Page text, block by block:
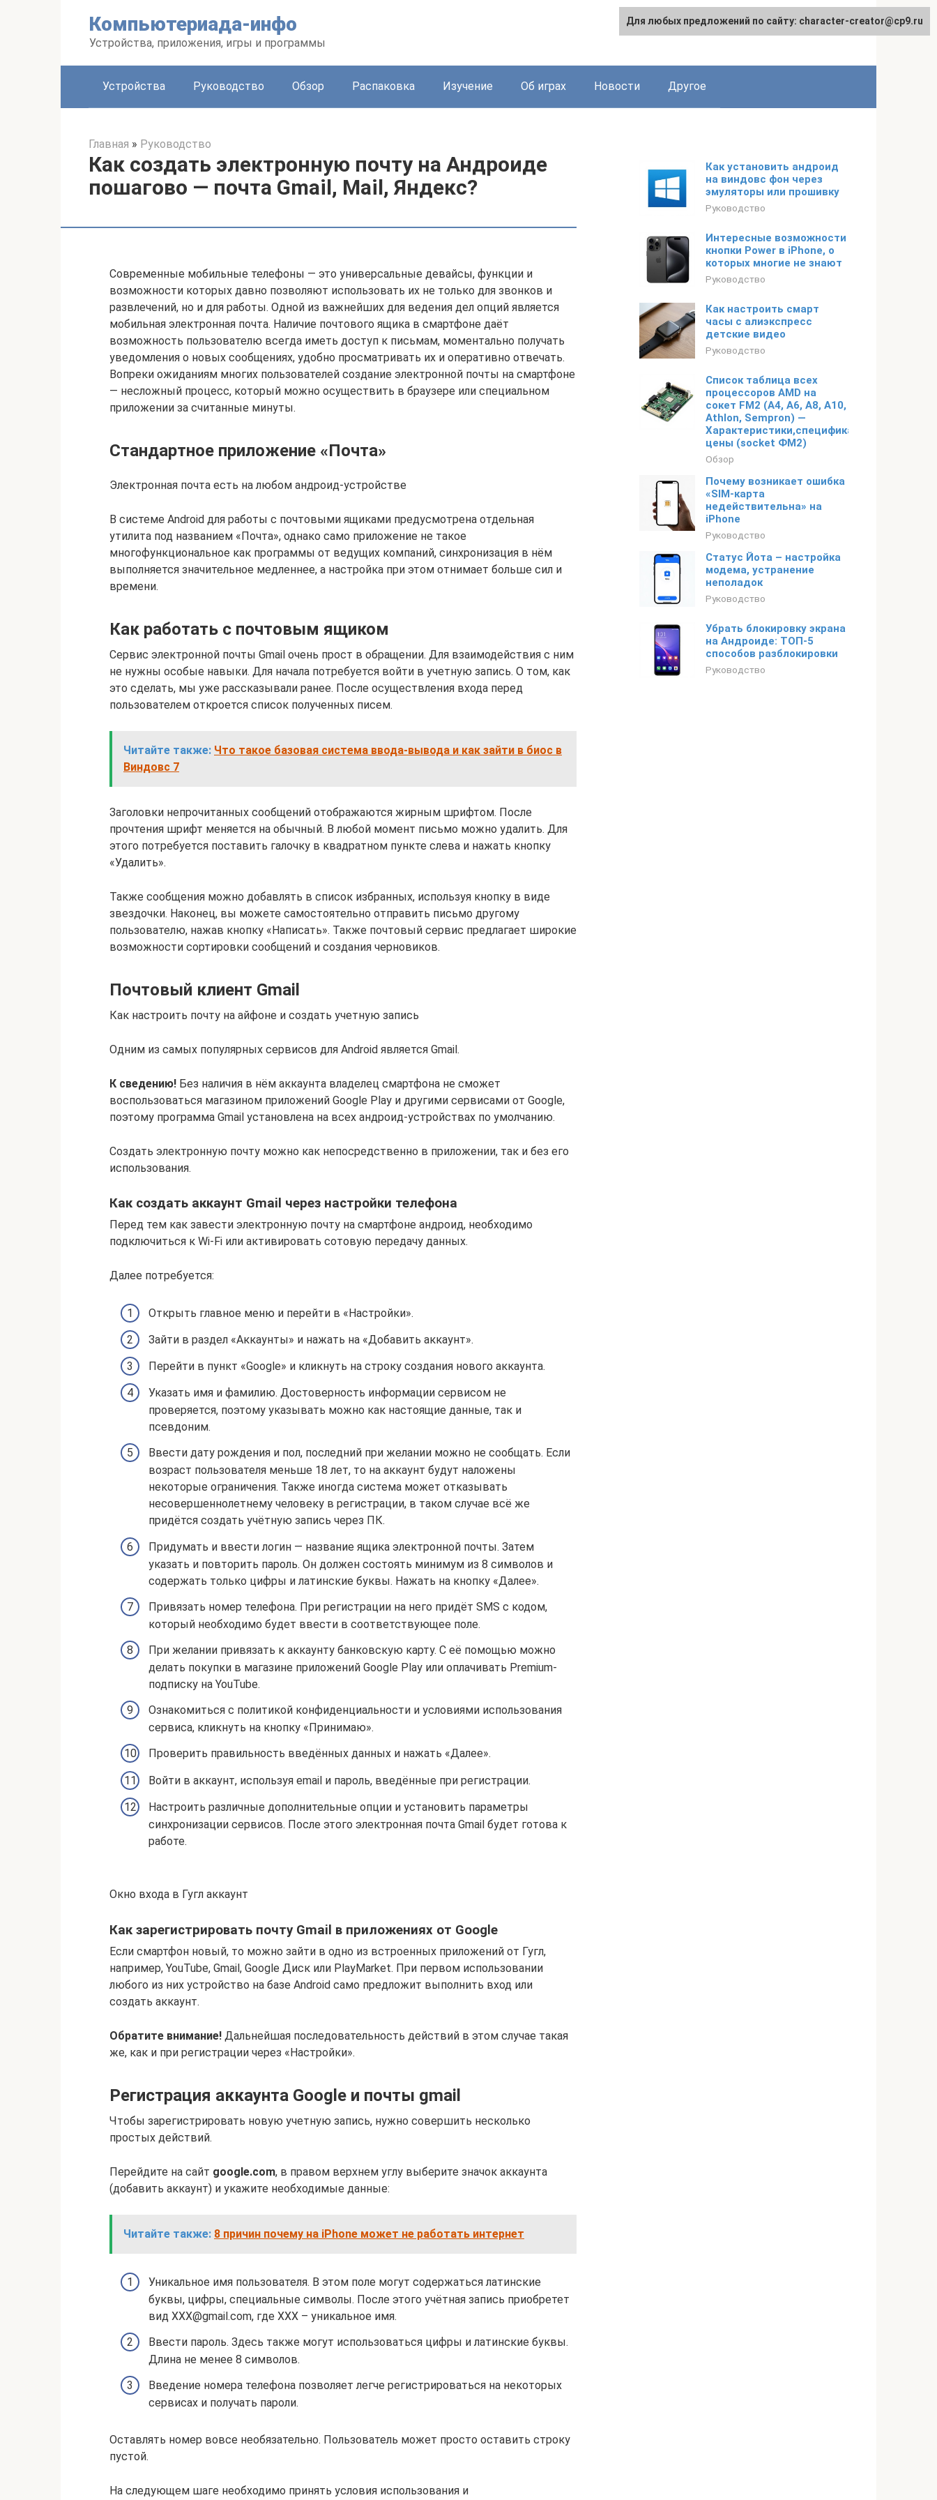
Компьютериада-инфо
Устройства, приложения, игры и программы
Устройства Руководство Обзор Распаковка Изучение Об играх Новости Другое
Главная » Руководство
Как создать электронную почту на Андроиде
пошагово — почта Gmail, Mail, Яндекс?
Современные мобильные телефоны — это универсальные девайсы, функции и
возможности которых давно позволяют использовать их не только для звонков и
развлечений, но и для работы. Одной из важнейших для ведения дел опций является
мобильная электронная почта. Наличие почтового ящика в смартфоне даёт
возможность пользователю всегда иметь доступ к письмам, моментально получать
уведомления о новых сообщениях, удобно просматривать их и оперативно отвечать.
Вопреки ожиданиям многих пользователей создание электронной почты на смартфоне
— несложный процесс, который можно осуществить в браузере или специальном
приложении за считанные минуты.
Стандартное приложение «Почта»
Электронная почта есть на любом андроид-устройстве
В системе Android для работы с почтовыми ящиками предусмотрена отдельная
утилита под названием «Почта», однако само приложение не такое
многофункциональное как программы от ведущих компаний, синхронизация в нём
выполняется значительное медленнее, а настройка при этом отнимает больше сил и
времени.
Как работать с почтовым ящиком
Сервис электронной почты Gmail очень прост в обращении. Для взаимодействия с ним
не нужны особые навыки. Для начала потребуется войти в учетную запись. О том, как
это сделать, мы уже рассказывали ранее. После осуществления входа перед
пользователем откроется список полученных писем.
Читайте также: Что такое базовая система ввода-вывода и как зайти в биос в
Виндовс 7
Заголовки непрочитанных сообщений отображаются жирным шрифтом. После
прочтения шрифт меняется на обычный. В любой момент письмо можно удалить. Для
этого потребуется поставить галочку в квадратном пункте слева и нажать кнопку
«Удалить».
Также сообщения можно добавлять в список избранных, используя кнопку в виде
звездочки. Наконец, вы можете самостоятельно отправить письмо другому
пользователю, нажав кнопку «Написать». Также почтовый сервис предлагает широкие
возможности сортировки сообщений и создания черновиков.
Почтовый клиент Gmail
Как настроить почту на айфоне и создать учетную запись
Одним из самых популярных сервисов для Android является Gmail.
К сведению! Без наличия в нём аккаунта владелец смартфона не сможет
воспользоваться магазином приложений Google Play и другими сервисами от Google,
поэтому программа Gmail установлена на всех андроид-устройствах по умолчанию.
Создать электронную почту можно как непосредственно в приложении, так и без его
использования.
Как создать аккаунт Gmail через настройки телефона
Перед тем как завести электронную почту на смартфоне андроид, необходимо
подключиться к Wi-Fi или активировать сотовую передачу данных.
Далее потребуется:
Открыть главное меню и перейти в «Настройки».
Зайти в раздел «Аккаунты» и нажать на «Добавить аккаунт».
Перейти в пункт «Google» и кликнуть на строку создания нового аккаунта.
Указать имя и фамилию. Достоверность информации сервисом не
проверяется, поэтому указывать можно как настоящие данные, так и
псевдоним.
Ввести дату рождения и пол, последний при желании можно не сообщать. Если
возраст пользователя меньше 18 лет, то на аккаунт будут наложены
некоторые ограничения. Также иногда система может отказывать
несовершеннолетнему человеку в регистрации, в таком случае всё же
придётся создать учётную запись через ПК.
Придумать и ввести логин — название ящика электронной почты. Затем
указать и повторить пароль. Он должен состоять минимум из 8 символов и
содержать только цифры и латинские буквы. Нажать на кнопку «Далее».
Привязать номер телефона. При регистрации на него придёт SMS с кодом,
который необходимо будет ввести в соответствующее поле.
При желании привязать к аккаунту банковскую карту. С её помощью можно
делать покупки в магазине приложений Google Play или оплачивать Premium-
подписку на YouTube.
Ознакомиться с политикой конфиденциальности и условиями использования
сервиса, кликнуть на кнопку «Принимаю».
Проверить правильность введённых данных и нажать «Далее».
Войти в аккаунт, используя email и пароль, введённые при регистрации.
Настроить различные дополнительные опции и установить параметры
синхронизации сервисов. После этого электронная почта Gmail будет готова к
работе.
Окно входа в Гугл аккаунт
Как зарегистрировать почту Gmail в приложениях от Google
Если смартфон новый, то можно зайти в одно из встроенных приложений от Гугл,
например, YouTube, Gmail, Google Диск или PlayMarket. При первом использовании
любого из них устройство на базе Android само предложит выполнить вход или
создать аккаунт.
Обратите внимание! Дальнейшая последовательность действий в этом случае такая
же, как и при регистрации через «Настройки».
Регистрация аккаунта Google и почты gmail
Чтобы зарегистрировать новую учетную запись, нужно совершить несколько
простых действий.
Перейдите на сайт google.com, в правом верхнем углу выберите значок аккаунта
(добавить аккаунт) и укажите необходимые данные:
Читайте также: 8 причин почему на iPhone может не работать интернет
Уникальное имя пользователя. В этом поле могут содержаться латинские
буквы, цифры, специальные символы. После этого учётная запись приобретет
вид ХХХ@gmail.com, где ХХХ – уникальное имя.
Ввести пароль. Здесь также могут использоваться цифры и латинские буквы.
Длина не менее 8 символов.
Введение номера телефона позволяет легче регистрироваться на некоторых
сервисах и получать пароли.
Оставлять номер вовсе необязательно. Пользователь может просто оставить строку
пустой.
На следующем шаге необходимо принять условия использования и
Как установить андроид
на виндовс фон через
эмуляторы или прошивку
Руководство
Интересные возможности
кнопки Power в iPhone, о
которых многие не знают
Руководство
Как настроить смарт
часы с алиэкспресс
детские видео
Руководство
Список таблица всех
процессоров AMD на
сокет FM2 (A4, A6, A8, A10,
Athlon, Sempron) —
Характеристики,спецификация,
цены (socket ФМ2)
Обзор
Почему возникает ошибка
«SIM-карта
недействительна» на
iPhone
Руководство
Статус Йота – настройка
модема, устранение
неполадок
Руководство
Убрать блокировку экрана
на Андроиде: ТОП-5
способов разблокировки
Руководство
Для любых предложений по сайту: character-creator@cp9.ru